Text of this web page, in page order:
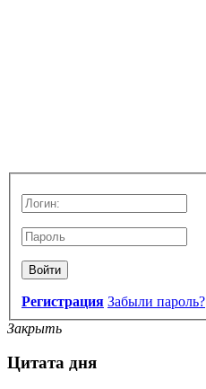
Войти
Регистрация Забыли пароль?
Закрыть
Цитата дня